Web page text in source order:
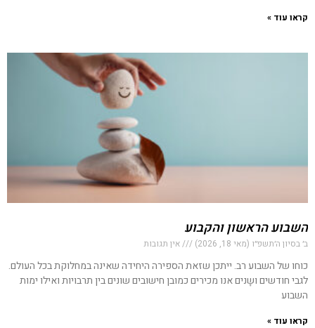
קראו עוד »
השבוע הראשון והקבוע
ב׳ בסיון ה׳תשפ״ו (מאי 18, 2026) אין תגובות
כוחו של השבוע רב. ייתכן שזאת הספירה היחידה שאינה במחלוקת בכל העולם.
לגבי חודשים ושָנים אנו מכירים כמובן חישובים שונים בין תרבויות ואילו ימות
השבוע
קראו עוד »